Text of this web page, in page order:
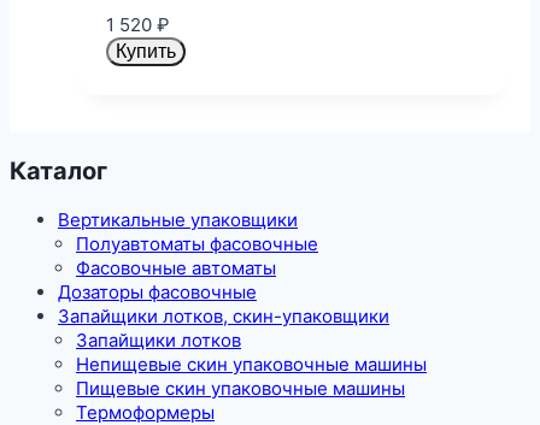
1 520₽
Купить
Каталог
Вертикальные упаковщики
Полуавтоматы фасовочные
Фасовочные автоматы
Дозаторы фасовочные
Запайщики лотков, скин-упаковщики
Запайщики лотков
Непищевые скин упаковочные машины
Пищевые скин упаковочные машины
Термоформеры